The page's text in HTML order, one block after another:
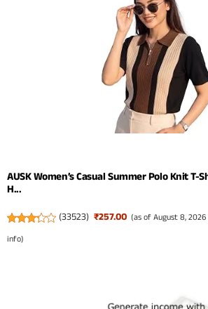
AUSK Women’s Casual Summer Polo Knit T-
H...
(33523) ₹257.00 (as of August 8,
info)